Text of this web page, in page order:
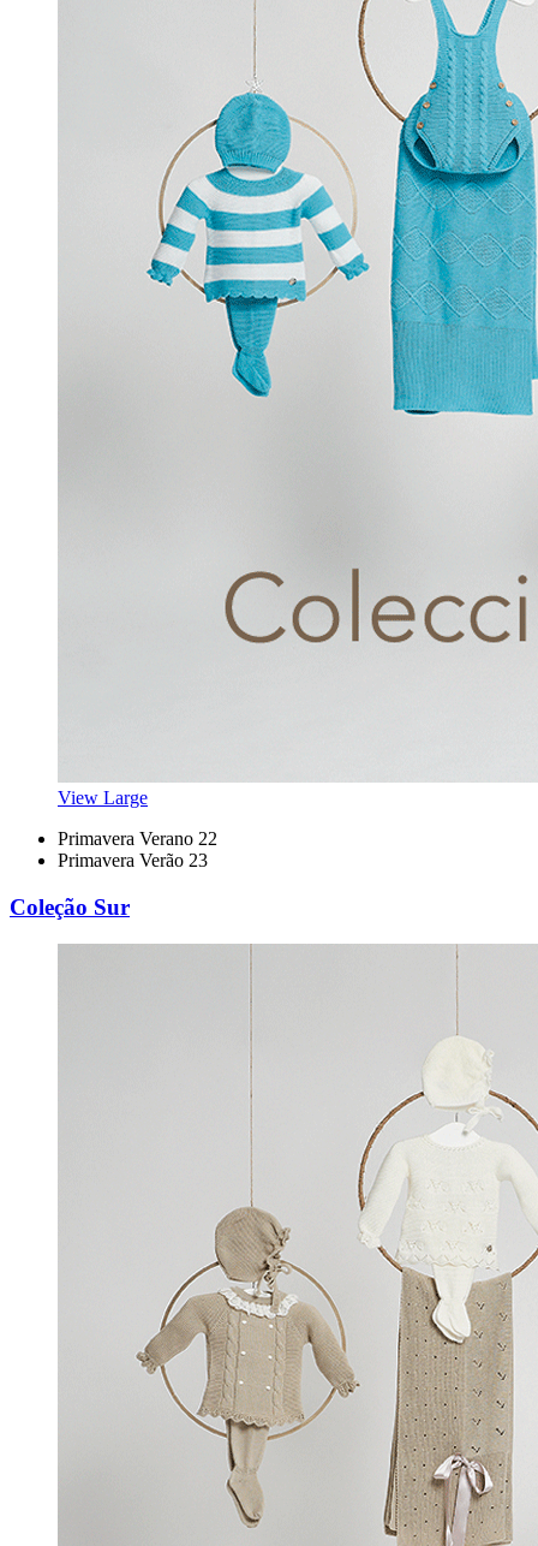
View Large
Primavera Verano 22
Primavera Verão 23
Coleção Sur